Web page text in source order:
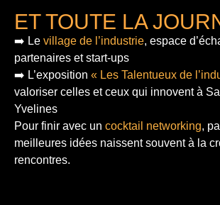
ET TOUTE LA
➡️ Le village de l’industrie, espace
partenaires et start-ups
➡️ L’exposition « Les Talentueux de
valoriser celles et ceux qui innovent à
Yvelines
Pour finir avec un cocktail networking,
meilleures idées naissent souvent à la
rencontres.